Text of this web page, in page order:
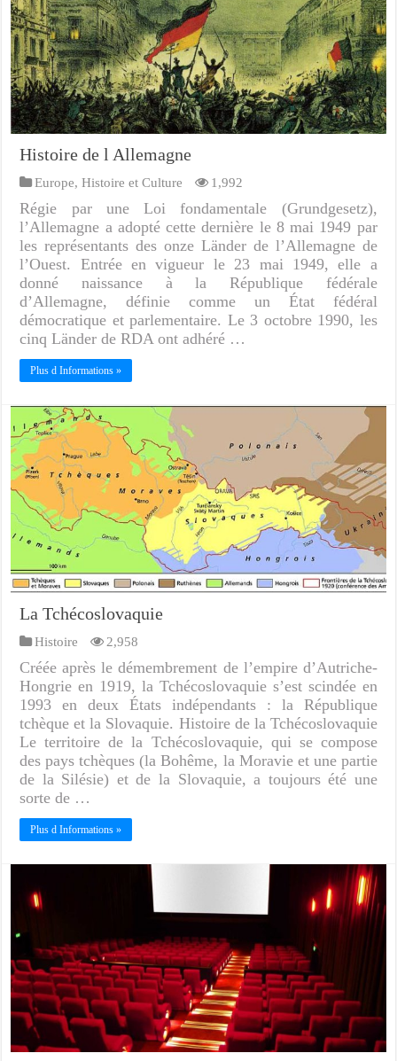
Histoire de l Allemagne
Europe,Histoire et Culture 1,992
Régie par une Loi fondamentale (Grundgesetz),
l’Allemagne a adopté cette dernière le 8 mai 1949 par
les représentants des onze Länder de l’Allemagne de
l’Ouest. Entrée en vigueur le 23 mai 1949, elle a
donné naissance à la République fédérale
d’Allemagne, définie comme un État fédéral
démocratique et parlementaire. Le 3 octobre 1990, les
cinq Länder de RDA ont adhéré …
Plus d Informations »
La Tchécoslovaquie
Histoire 2,958
Créée après le démembrement de l’empire d’Autriche-
Hongrie en 1919, la Tchécoslovaquie s’est scindée en
1993 en deux États indépendants : la République
tchèque et la Slovaquie. Histoire de la Tchécoslovaquie
Le territoire de la Tchécoslovaquie, qui se compose
des pays tchèques (la Bohême, la Moravie et une partie
de la Silésie) et de la Slovaquie, a toujours été une
sorte de …
Plus d Informations »